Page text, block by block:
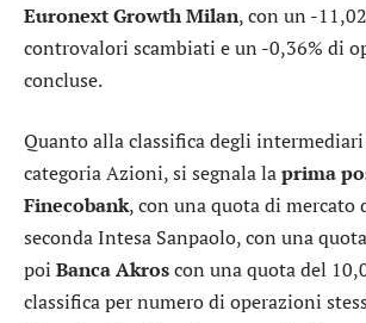
Euronext Growth Milan, con un -
controvalori scambiati e un -0,36% di
concluse.
Quanto alla classifica degli
categoria Azioni, si segnala laprima
Finecobank, con una quota di mercato
secondaIntesa Sanpaolo, con una
poi Banca Akroscon una quota del
classifica per numero di operazioni